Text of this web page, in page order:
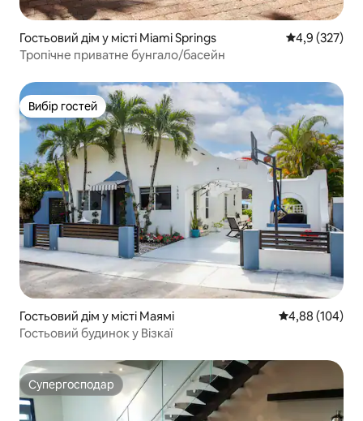
Гостьовий дім у місті Miami Springs Середня
4,9 (327)
Тропічне приватне бунгало/басейн
Вибір гостей
Вибір гостей
Гостьовий дім у місті Маямі Середня
4,88 (104)
Гостьовий будинок у Візкаї
Супергосподар
Супергосподар